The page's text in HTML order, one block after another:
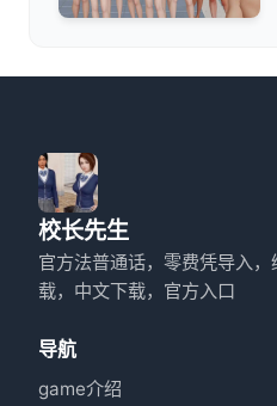
校长先生
官方法普通话，零费凭导入
载，中文下载，官方入口
导航
game介绍